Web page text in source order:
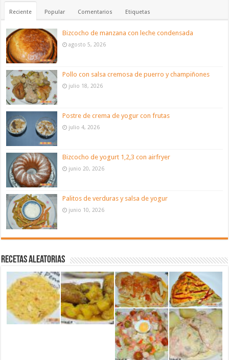
Reciente Popular Comentarios Etiquetas
Bizcocho de manzana con leche condensada
agosto 5, 2026
Pollo con salsa cremosa de puerro y champiñones
julio 18, 2026
Postre de crema de yogur con frutas
julio 4, 2026
Bizcocho de yogurt 1,2,3 con airfryer
junio 20, 2026
Palitos de verduras y salsa de yogur
junio 10, 2026
Recetas aleatorias